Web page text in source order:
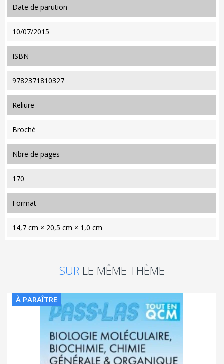
date de parution
10/07/2015
ISBN
9782371810327
reliure
Broché
nbre de pages
170
format
14,7 cm × 20,5 cm × 1,0 cm
SUR LE MÊME THÈME
À PARAÎTRE